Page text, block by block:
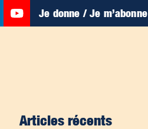
Je donne / Je m’abonne
Articles récents